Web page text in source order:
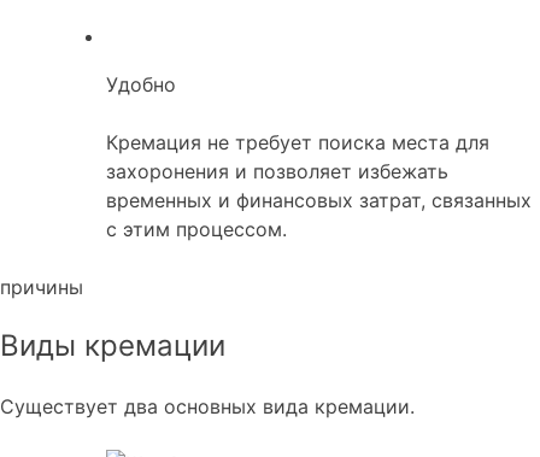
Удобно
Кремация не требует поиска места для
захоронения и позволяет избежать
временных и финансовых затрат, связанных
с этим процессом.
причины
Виды кремации
Существует два основных вида кремации.